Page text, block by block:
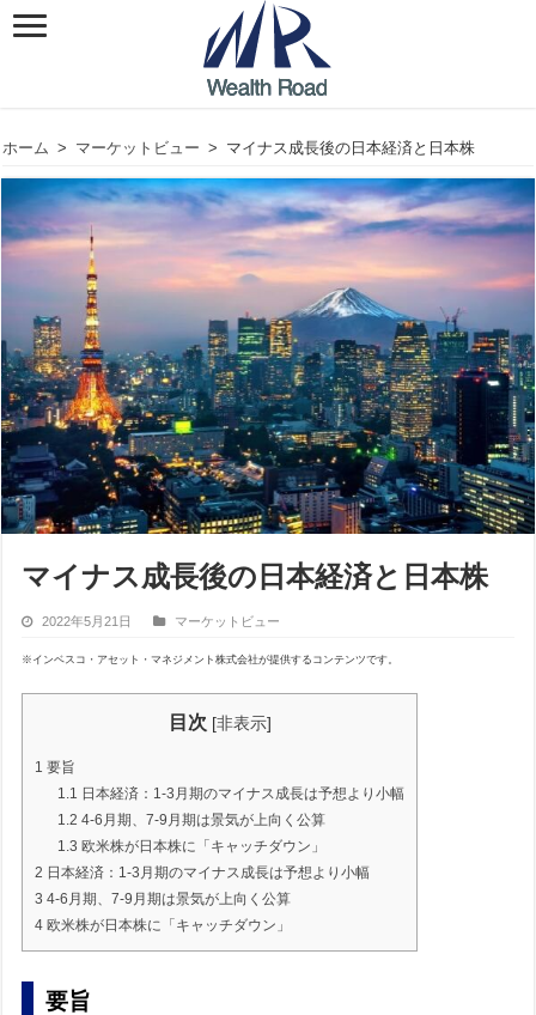
ホーム > マーケットビュー > マイナス成長後の日本経済と日本株
マイナス成長後の日本経済と日本株
2022年5月21日 マーケットビュー
※インベスコ・アセット・マネジメント株式会社が提供するコンテンツです。
目次 [非表示]
1 要旨
1.1 日本経済：1-3月期のマイナス成長は予想より小幅
1.2 4-6月期、7-9月期は景気が上向く公算
1.3 欧米株が日本株に「キャッチダウン」
2 日本経済：1-3月期のマイナス成長は予想より小幅
3 4-6月期、7-9月期は景気が上向く公算
4 欧米株が日本株に「キャッチダウン」
要旨